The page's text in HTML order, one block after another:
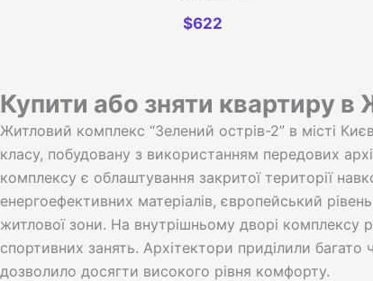
острів-2, Київ,
$622
Купити або зняти квартиру в
Житловий комплекс “Зелений острів-2” в місті
класу, побудовану з використанням передових
комплексу є облаштування закритої території
енергоефективних матеріалів, європейський
житлової зони. На внутрішньому дворі комплексу
спортивних занять. Архітектори приділили
дозволило досягти високого рівня комфорту.